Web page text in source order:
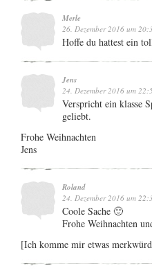
Merle
26. Dezember 2016 um
Hoffe du hattest ein
Jens
24. Dezember 2016 um
Verspricht ein klasse
geliebt.
Frohe Weihnachten
Jens
Roland
24. Dezember 2016 um
Coole Sache 🙂
Frohe Weihnachten
[Ich komme mir etwas